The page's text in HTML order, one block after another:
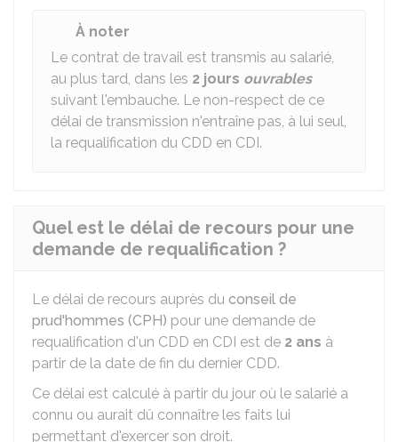
À noter
Le contrat de travail est transmis au salarié,
au plus tard, dans les 2 jours ouvrables
suivant l'embauche. Le non-respect de ce
délai de transmission n'entraîne pas, à lui seul,
la requalification du CDD en CDI.
Quel est le délai de recours pour une
demande de requalification ?
Le délai de recours auprès du conseil de
prud'hommes (CPH) pour une demande de
requalification d'un CDD en CDI est de 2 ans à
partir de la date de fin du dernier CDD.
Ce délai est calculé à partir du jour où le salarié a
connu ou aurait dû connaître les faits lui
permettant d'exercer son droit.